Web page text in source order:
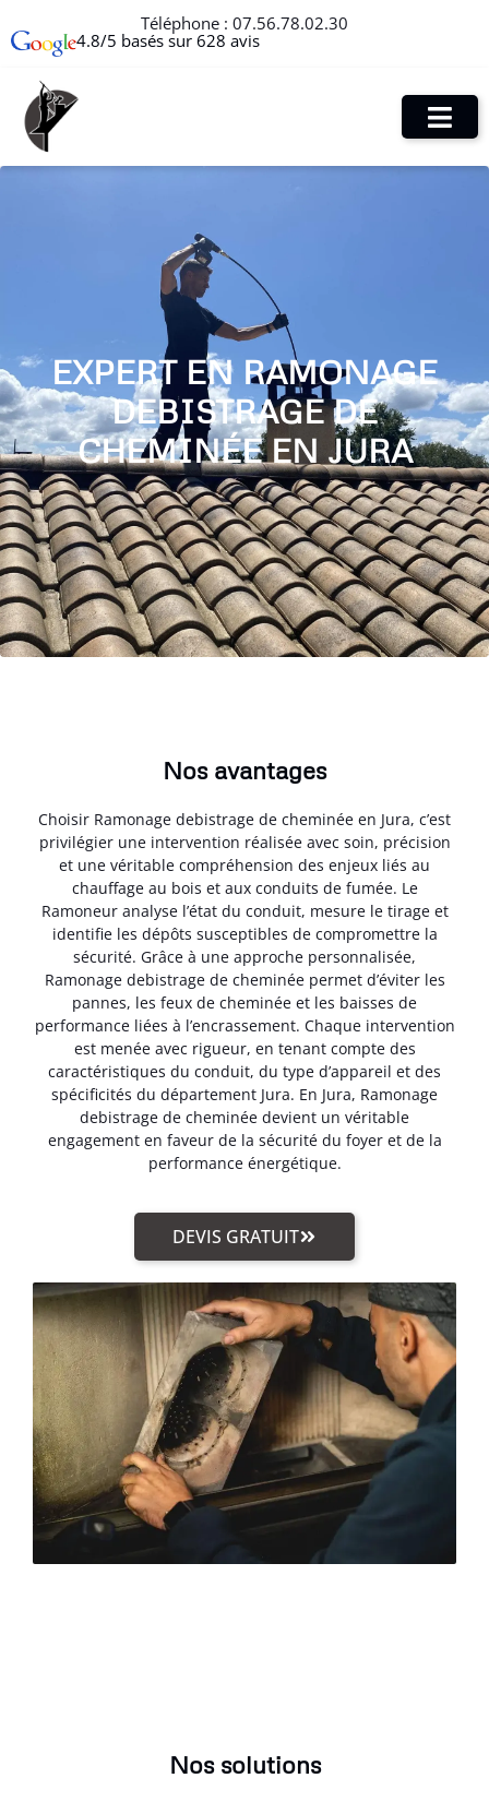
Téléphone : 07.56.78.02.30
4.8/5 basés sur 628 avis
EXPERT EN RAMONAGE
DEBISTRAGE DE
CHEMINÉE EN JURA
Nos avantages
Choisir Ramonage debistrage de cheminée en Jura, c’est
privilégier une intervention réalisée avec soin, précision
et une véritable compréhension des enjeux liés au
chauffage au bois et aux conduits de fumée. Le
Ramoneur analyse l’état du conduit, mesure le tirage et
identifie les dépôts susceptibles de compromettre la
sécurité. Grâce à une approche personnalisée,
Ramonage debistrage de cheminée permet d’éviter les
pannes, les feux de cheminée et les baisses de
performance liées à l’encrassement. Chaque intervention
est menée avec rigueur, en tenant compte des
caractéristiques du conduit, du type d’appareil et des
spécificités du département Jura. En Jura, Ramonage
debistrage de cheminée devient un véritable
engagement en faveur de la sécurité du foyer et de la
performance énergétique.
DEVIS GRATUIT
Nos solutions